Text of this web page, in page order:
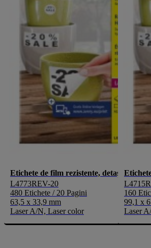
Etichete de film rezistente, detașabile
L4773REV-20
480 Etichete / 20 Pagini
63,5 x 33,9 mm
Laser A/N, Laser color
160
99,1 x
Laser